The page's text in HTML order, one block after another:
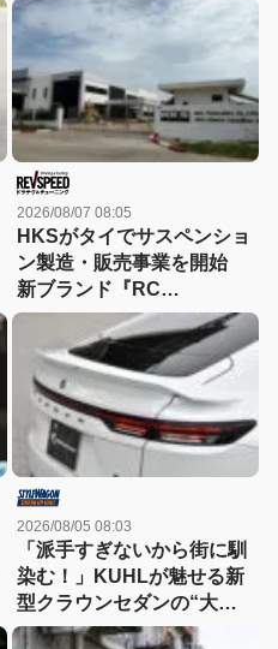
2026/08/07 08:05
HKSがタイでサスペンショ
ン製造・販売事業を開始
新ブランド『RC
Generation』も発売予定
2026/08/05 08:03
「派手すぎないから街に馴
染む！」KUHLが魅せる新
型クラウンセダンの“大人
な”薄型フラップエアロ